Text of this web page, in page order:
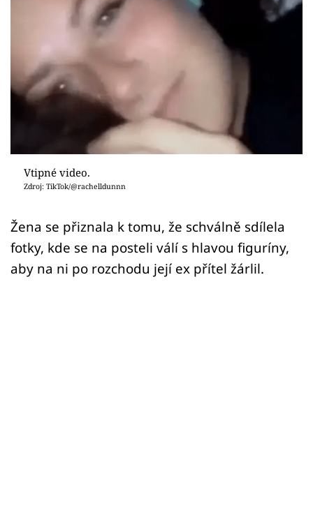
Sex a vztahy
Videa
Sledujte prima+
Přihlášení
Sledujte nás
Vtipné video.
Zdroj: TikTok/@rachelldunnn
Žena se přiznala k tomu, že schválně sdílela
fotky, kde se na posteli válí s hlavou figuríny,
aby na ni po rozchodu její ex přítel žárlil.